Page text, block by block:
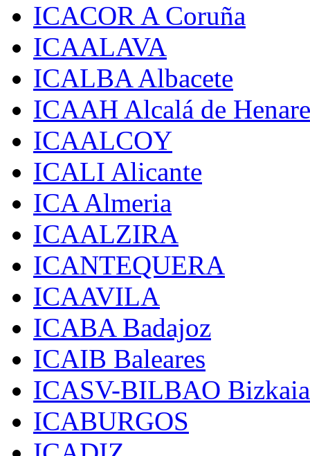
ICACOR A Coruña
ICAALAVA
ICALBA Albacete
ICAAH Alcalá de
ICAALCOY
ICALI Alicante
ICA Almeria
ICAALZIRA
ICANTEQUERA
ICAAVILA
ICABA Badajoz
ICAIB Baleares
ICASV-BILBAO Bizkaia
ICABURGOS